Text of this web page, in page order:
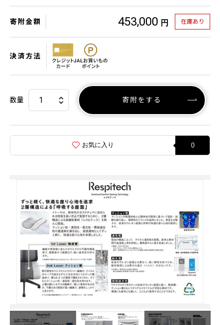
寄附金額 453,000 円 在庫あり
決済方法
数量 寄附をする
お気に入り 0